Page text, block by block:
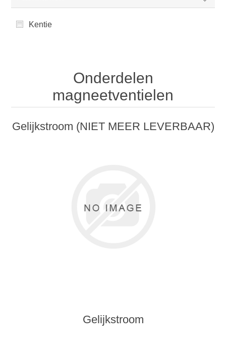
Kentie
Onderdelen
magneetventielen
Gelijkstroom (NIET MEER LEVERBAAR)
Gelijkstroom